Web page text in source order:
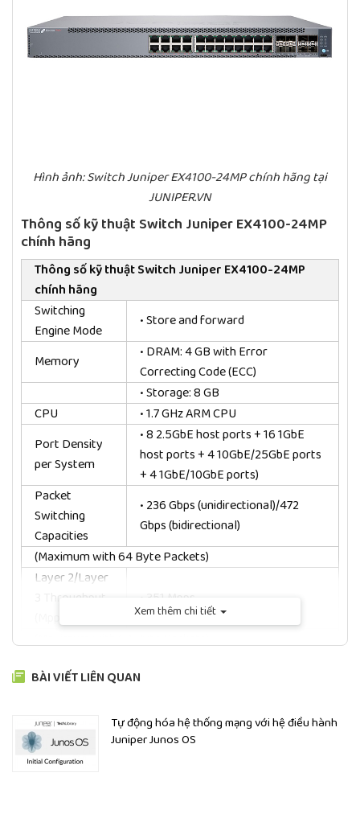
Hình ảnh: Switch Juniper EX4100-24MP chính hãng tại
JUNIPER.VN
Thông số kỹ thuật Switch Juniper EX4100-24MP
chính hãng
Thông số kỹ thuật Switch Juniper EX4100-24MP
chính hãng
Switching
Engine Mode
• Store and forward
Memory
• DRAM: 4 GB with Error
Correcting Code (ECC)
• Storage: 8 GB
CPU
• 1.7 GHz ARM CPU
Port Density
per System
• 8 2.5GbE host ports + 16 1GbE
host ports + 4 10GbE/25GbE ports
+ 4 1GbE/10GbE ports)
Packet
Switching
Capacities
• 236 Gbps (unidirectional)/472
Gbps (bidirectional)
(Maximum with 64 Byte Packets)
Layer 2/Layer
3 Throughput
• 351 Mpps
Backplane
Power
Options
• Power supplies: Autosensing;
100-120 V/200-240 V; 920 W AC
Xem thêm chi tiết
BÀI VIẾT LIÊN QUAN
Tự động hóa hệ thống mạng với hệ điều hành
Juniper Junos OS